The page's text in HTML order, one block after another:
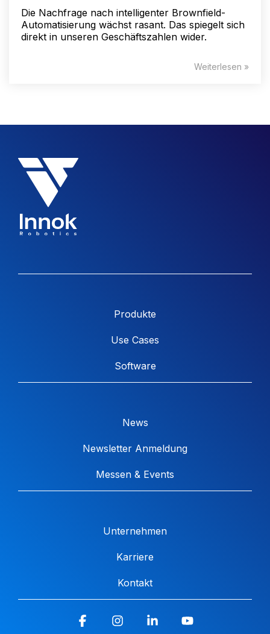
Die Nachfrage nach intelligenter Brownfield-
Automatisierung wächst rasant. Das spiegelt sich
direkt in unseren Geschäftszahlen wider.
Weiterlesen »
Produkte
Use Cases
Software
News
Newsletter Anmeldung
Messen & Events
Unternehmen
Karriere
Kontakt
FacebookInstagramLinkedin